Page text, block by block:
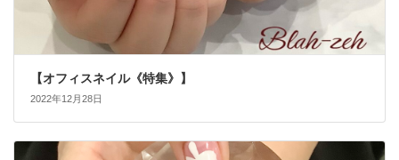
【オフィスネイル《特集》】
2022年12月28日